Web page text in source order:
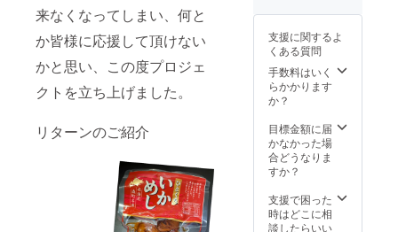
来なくなってしまい、何と
か皆様に応援して頂けない
かと思い、この度プロジェ
クトを立ち上げました。
リターンのご紹介
限：１
８０日
保存方
法：直
射日
を避
け、常
温にて
ウ）、
（一部
に小
麦・大
豆・い
かを含
内容
量：２
５０ｇ
限：１
８０日
か（国
産）、
うるち
米（北
海道
産）、
道
産）、
醤油、
調味料
／ソル
ビトー
かく仕
した！
名称：
いかめ
し
原材
料：い
か（国
産）、
米（北
海道
産）、
支援に関するよ
くある質問
手数料はいく
らかかります
か？
目標金額に届
かなかった場
合どうなりま
すか？
支援で困った
時はどこに相
談したらいい